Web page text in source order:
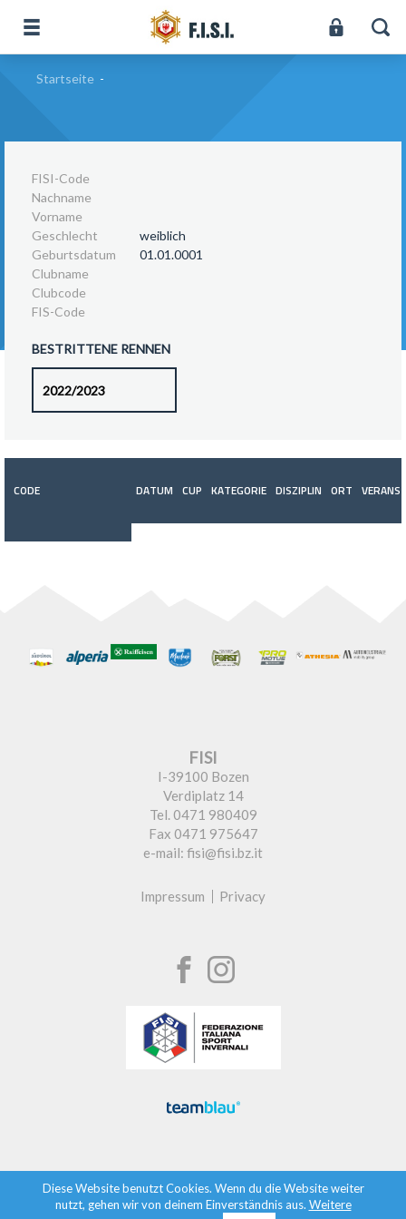
Startseite -
FISI-Code
Nachname
Vorname
Geschlecht
weiblich
Geburtsdatum
01.01.0001
Clubname
Clubcode
FIS-Code
BESTRITTENE RENNEN
CODE DATUM CUP KATEGORIE DISZIPLIN ORT
FISI
I-39100 Bozen
Verdiplatz 14
Tel. 0471 980409
Fax 0471 975647
e-mail: fisi@fisi.bz.it
Impressum Privacy
Diese Website benutzt Cookies. Wenn du die Website weiter
nutzt, gehen wir von deinem Einverständnis aus. Weitere